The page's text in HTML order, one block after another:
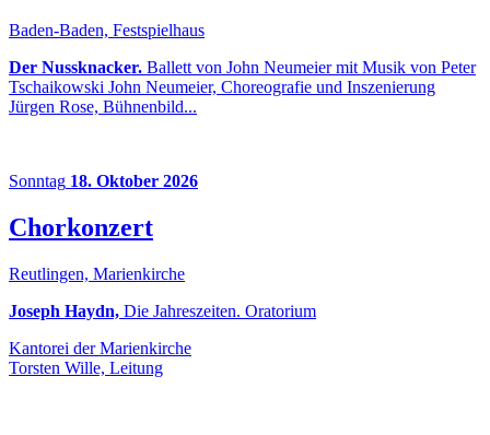
Baden-Baden, Festspielhaus
Der Nussknacker. Ballett von John Neumeier mit Musik von Peter
Tschaikowski John Neumeier, Choreografie und Inszenierung
Jürgen Rose, Bühnenbild...
Sonntag 18. Oktober 2026
Chorkonzert
Reutlingen, Marienkirche
Joseph Haydn, Die Jahreszeiten. Oratorium
Kantorei der Marienkirche
Torsten Wille, Leitung